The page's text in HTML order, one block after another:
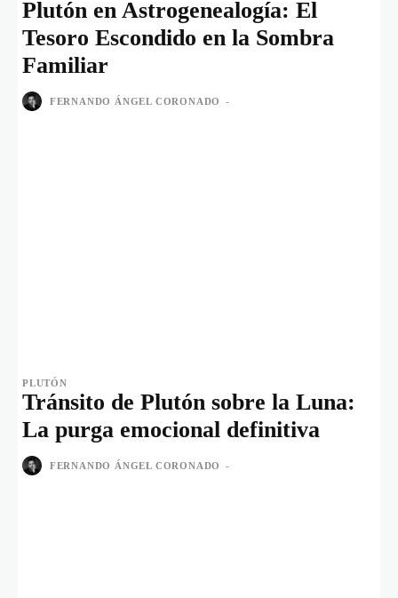
Plutón en Astrogenealogía: El
Tesoro Escondido en la Sombra
Familiar
FERNANDO ÁNGEL CORONADO -
PLUTÓN
Tránsito de Plutón sobre la Luna:
La purga emocional definitiva
FERNANDO ÁNGEL CORONADO -